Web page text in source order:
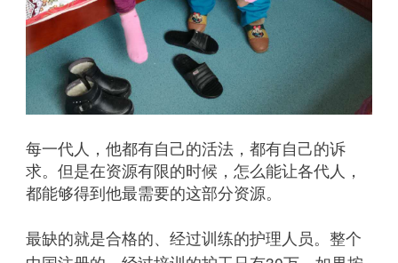
每一代人，他都有自己的活法，都有自己的诉
求。但是在资源有限的时候，怎么能让各代人，
都能够得到他最需要的这部分资源。
最缺的就是合格的、经过训练的护理人员。整个